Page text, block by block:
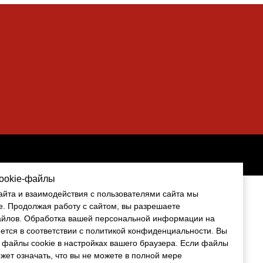
файлы
и взаимодействия с пользователями сайта мы
Продолжая работу с сайтом, вы разрешаете
. Обработка вашей персональной информации на
в соответствии с политикой конфиденциальности. Вы
файлы cookie в настройках вашего браузера. Если файлы
означать, что вы не можете в полной мере
файлы
и взаимодействия с пользователями сайта мы
Продолжая работу с сайтом, вы разрешаете
Обработка вашей персональной информации на
в соответствии с политикой конфиденциальности. Вы
файлы cookie в настройках вашего браузера. Если файлы
означать, что вы не можете в полной мере